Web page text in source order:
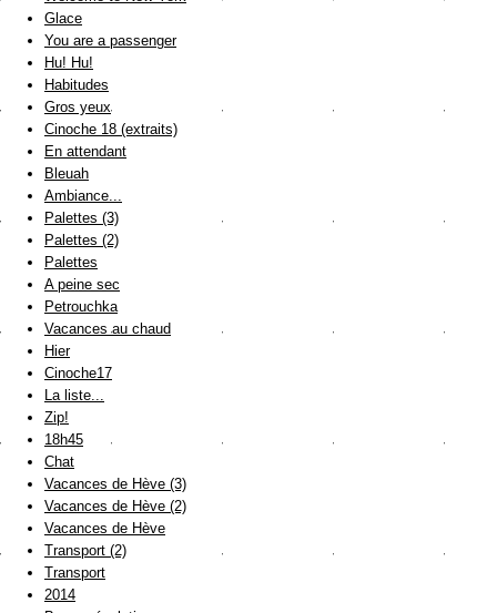
Glace
You are a passenger
Hu! Hu!
Habitudes
Gros yeux
Cinoche 18 (extraits)
En attendant
Bleuah
Ambiance...
Palettes (3)
Palettes (2)
Palettes
A peine sec
Petrouchka
Vacances au chaud
Hier
Cinoche17
La liste...
Zip!
18h45
Chat
Vacances de Hève (3)
Vacances de Hève (2)
Vacances de Hève
Transport (2)
Transport
2014